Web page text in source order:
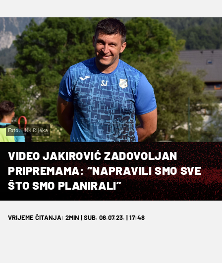
Foto: HNK Rijeka
VIDEO JAKIROVIĆ ZADOVOLJAN
PRIPREMAMA: “NAPRAVILI SMO SVE
ŠTO SMO PLANIRALI”
VRIJEME ČITANJA: 2MIN | SUB. 08.07.23. | 17:48